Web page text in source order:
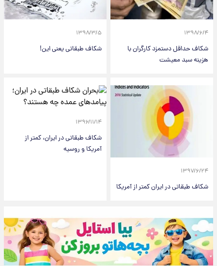
۱۳۹۸/۶/۴
شکاف حداقل دستمزد کارگران با
هزینه سبد معیشت
۱۳۹۸/۳/۵
شکاف طبقاتی یعنی این!
۱۳۹۷/۶/۲۴
شکاف طبقاتی در ایران کمتر از آمریکا
۱۳۹۶/۱۱/۱۴
شکاف طبقاتی در ایران، کمتر از
آمریکا و روسیه